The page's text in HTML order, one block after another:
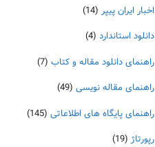
اخبار ایران پیپر (14)
دانلود استاندارد (4)
راهنمای دانلود مقاله و کتاب (7)
راهنمای مقاله نویسی (49)
راهنمای پایگاه های اطلاعاتی (145)
رپورتاژ (19)